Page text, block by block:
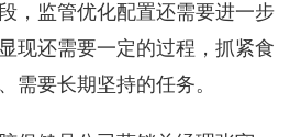
，监管优化配置还需要进一步
现还需要一定的过程，抓紧食
需要长期坚持的任务。